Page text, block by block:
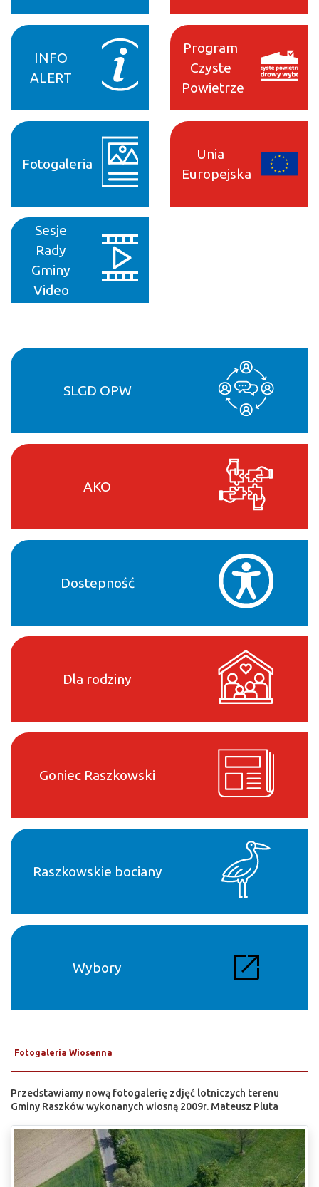
INFO
ALERT
Program
Czyste
Powietrze
Fotogaleria
Sesje
Rady
Gminy
Video
Unia
Europejska
SLGD OPW
AKO
Dostepność
Dla rodziny
Goniec Raszkowski
Raszkowskie bociany
Wybory
Fotogaleria Wiosenna
Przedstawiamy nową fotogalerię zdjęć lotniczych terenu
Gminy Raszków wykonanych wiosną 2009r. Mateusz Pluta